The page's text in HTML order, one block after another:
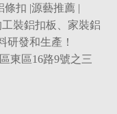
條扣 |源藝推薦|
工裝鋁扣板
家裝鋁
研發和生產！
東區16路9號之三